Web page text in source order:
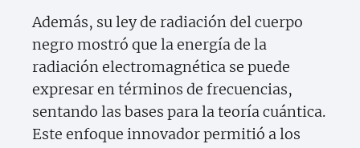
Además, su ley de radiación del cuerpo
negro mostró que la energía de la
radiación electromagnética se puede
expresar en términos de frecuencias,
sentando las bases para la teoría cuántica.
Este enfoque innovador permitió a los